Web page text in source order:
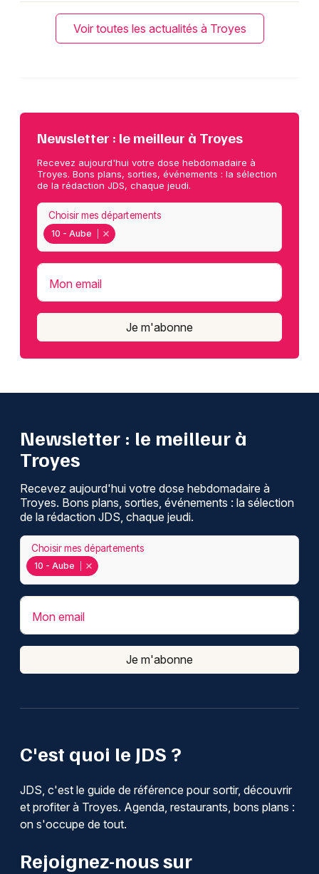
Voir toutes les actualités à Troyes
Newsletter : le meilleur à Troyes
Recevez aujourd'hui votre dose hebdomadaire à
Troyes. Bons plans, sorties, événements : la sélection
de la rédaction JDS, chaque jeudi.
10 - Aube
Choisir mes départements
Mon email
Je m'abonne
C'est quoi le JDS ?
JDS, c'est le guide de référence pour sortir, découvrir
et profiter à Troyes. Agenda, restaurants, bons plans :
on s'occupe de tout.
Rejoignez-nous sur
Newsletter : le meilleur à
Troyes
Recevez aujourd'hui votre dose hebdomadaire à
Troyes. Bons plans, sorties, événements : la sélection
de la rédaction JDS, chaque jeudi.
10 - Aube
Choisir mes départements
Mon email
Je m'abonne